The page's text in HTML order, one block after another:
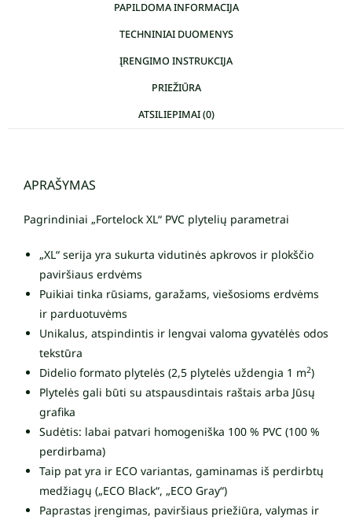
PAPILDOMA INFORMACIJA
TECHNINIAI DUOMENYS
ĮRENGIMO INSTRUKCIJA
PRIEŽIŪRA
ATSILIEPIMAI (0)
APRAŠYMAS
Pagrindiniai „Fortelock XL“ PVC plytelių parametrai
„XL“ serija yra sukurta vidutinės apkrovos ir plokščio
paviršiaus erdvėms
Puikiai tinka rūsiams, garažams, viešosioms erdvėms
ir parduotuvėms
Unikalus, atspindintis ir lengvai valoma gyvatėlės odos
tekstūra
Didelio formato plytelės (2,5 plytelės uždengia 1 m2)
Plytelės gali būti su atspausdintais raštais arba Jūsų
grafika
Sudėtis: labai patvari homogeniška 100 % PVC (100 %
perdirbama)
Taip pat yra ir ECO variantas, gaminamas iš perdirbtų
medžiagų („ECO Black“, „ECO Gray“)
Paprastas įrengimas, paviršiaus priežiūra, valymas ir